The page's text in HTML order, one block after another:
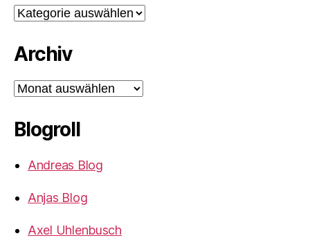
Kategorien
Archiv
Archiv
Blogroll
Andreas Blog
Anjas Blog
Axel Uhlenbusch